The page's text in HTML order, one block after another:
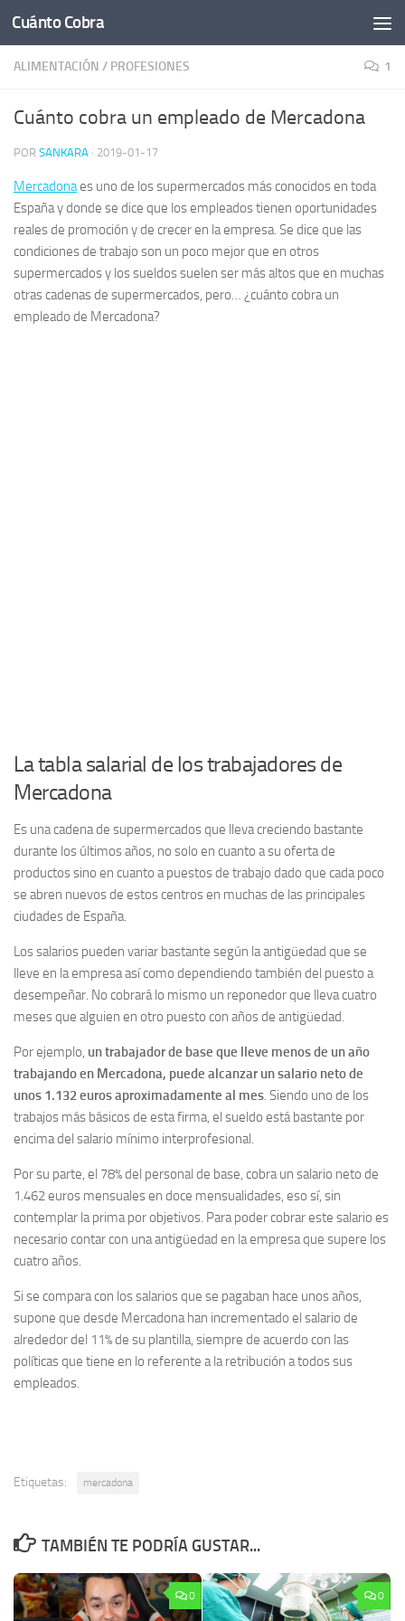
Saltar al contenido
Cuánto Cobra
ALIMENTACIÓN / PROFESIONES 1
Cuánto cobra un empleado de Mercadona
POR SANKARA · 2019-01-17
Mercadonaes uno de los supermercados más conocidos en toda
España y donde se dice que los empleados tienen oportunidades
reales de promoción y de crecer en la empresa. Se dice que las
condiciones de trabajo son un poco mejor que en otros
supermercados y los sueldos suelen ser más altos que en muchas
otras cadenas de supermercados, pero… ¿cuánto cobra un
empleado de Mercadona?
La tabla salarial de los trabajadores de
Mercadona
Es una cadena de supermercados que lleva creciendo bastante
durante los últimos años, no solo en cuanto a su oferta de
productos sino en cuanto a puestos de trabajo dado que cada poco
se abren nuevos de estos centros en muchas de las principales
ciudades de España.
Los salarios pueden variar bastante según la antigüedad que se
lleve en la empresa así como dependiendo también del puesto a
desempeñar. No cobrará lo mismo un reponedor que lleva cuatro
meses que alguien en otro puesto con años de antigüedad.
Por ejemplo, un trabajador de base que lleve menos de un año
trabajando en Mercadona, puede alcanzar un salario neto de
unos 1.132 euros aproximadamente al mes. Siendo uno de los
trabajos más básicos de esta firma, el sueldo está bastante por
encima del salario mínimo interprofesional.
Por su parte, el 78% del personal de base, cobra un salario neto de
1.462 euros mensuales en doce mensualidades, eso sí, sin
contemplar la prima por objetivos. Para poder cobrar este salario es
necesario contar con una antigüedad en la empresa que supere los
cuatro años.
Si se compara con los salarios que se pagaban hace unos años,
supone que desde Mercadona han incrementado el salario de
alrededor del 11% de su plantilla, siempre de acuerdo con las
políticas que tiene en lo referente a la retribución a todos sus
empleados.
Etiquetas: mercadona
TAMBIÉN TE PODRÍA GUSTAR...
0 0